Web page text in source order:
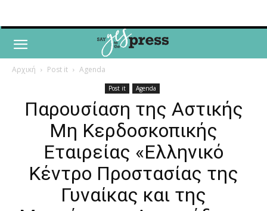
Αρχική Post it Agenda
Post it Agenda
Παρουσίαση της Αστικής
Μη Κερδοσκοπικής
Εταιρείας «Ελληνικό
Κέντρο Προστασίας της
Γυναίκας και της